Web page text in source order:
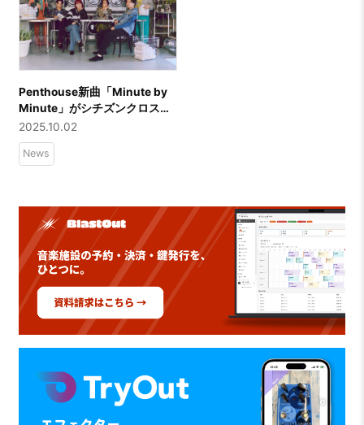
Penthouse新曲「Minute by
Minute」がシチズンクロスシ
ーCMソングに決定！10月3日
(金)より配信リリース！
2025.10.02
News